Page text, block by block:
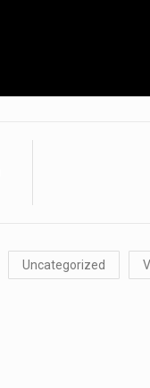
Uncategorized